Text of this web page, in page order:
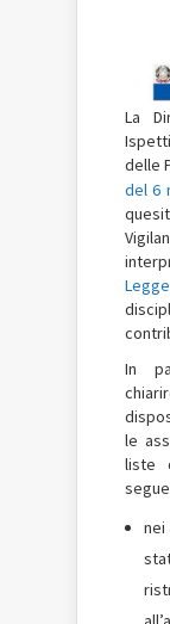
La
delle
del 6
In
le
liste